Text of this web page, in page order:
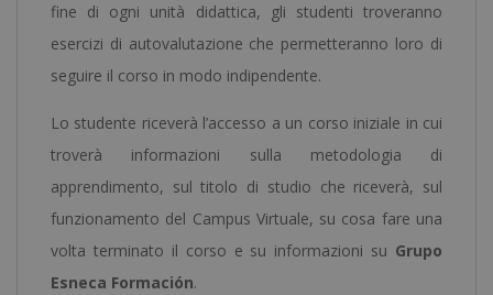
fine di ogni unità didattica, gli studenti troveranno
esercizi di autovalutazione che permetteranno loro di
seguire il corso in modo indipendente.
Lo studente riceverà l’accesso a un corso iniziale in cui
troverà informazioni sulla metodologia di
apprendimento, sul titolo di studio che riceverà, sul
funzionamento del Campus Virtuale, su cosa fare una
volta terminato il corso e su informazioni su Grupo
Esneca Formación.